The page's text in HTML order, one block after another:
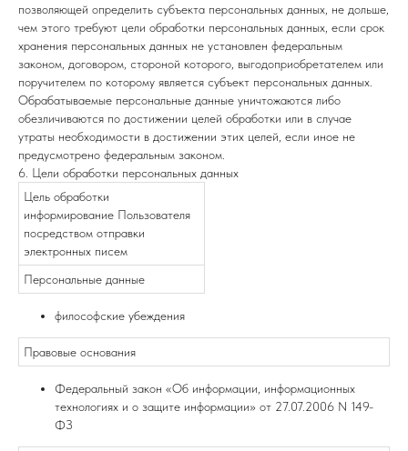
позволяющей определить субъекта персональных данных, не дольше,
чем этого требуют цели обработки персональных данных, если срок
хранения персональных данных не установлен федеральным
законом, договором, стороной которого, выгодоприобретателем или
поручителем по которому является субъект персональных данных.
Обрабатываемые персональные данные уничтожаются либо
обезличиваются по достижении целей обработки или в случае
утраты необходимости в достижении этих целей, если иное не
предусмотрено федеральным законом.
6. Цели обработки персональных данных
Цель обработки
информирование Пользователя
посредством отправки
электронных писем
Персональные данные
философские убеждения
Правовые основания
Федеральный закон «Об информации, информационных
технологиях и о защите информации» от 27.07.2006 N 149-
ФЗ